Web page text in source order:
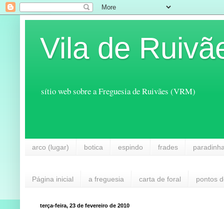
Vila de
sítio web sobre a Freguesia de Ruivães (VRM)
arco (lugar) botica espindo frades
Página inicial a freguesia carta de foral pontos
terça-feira, 23 de fevereiro de 2010